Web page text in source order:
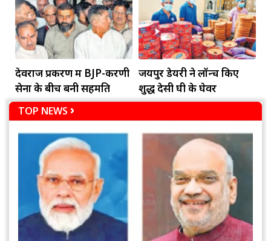
देवराज प्रकरण में BJP-करणी
सेना के बीच बनी सहमति
जयपुर डेयरी ने लॉन्च किए
शुद्ध देसी घी के घेवर
TOP NEWS